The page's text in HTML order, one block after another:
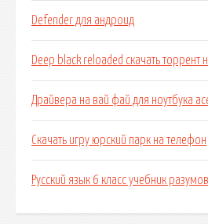
Defender для андроид
Deep black reloaded скачать торрент
Драйвера на вай фай для ноутбука
Скачать игру юрский парк на телефон
Русский язык 6 класс учебник